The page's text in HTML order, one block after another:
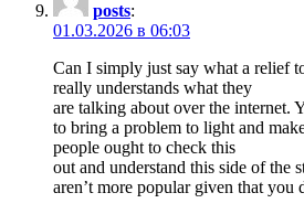
posts:
01.03.2026 в 06:03
Can I simply just say what a relief
really understands what they
are talking about over the internet.
to bring a problem to light and
people ought to check this
out and understand this side of the
aren’t more popular given that you